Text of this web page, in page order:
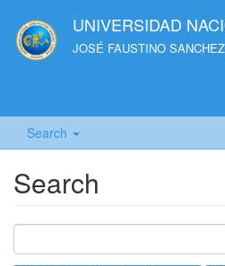
UNIVERSIDAD
JOSÉ FAUSTINO
Search
Search